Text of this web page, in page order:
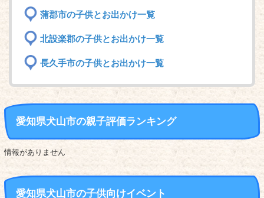
蒲郡市の子供とお出かけ一覧
北設楽郡の子供とお出かけ一覧
長久手市の子供とお出かけ一覧
愛知県犬山市の親子評価ランキング
情報がありません
愛知県犬山市の子供向けイベント